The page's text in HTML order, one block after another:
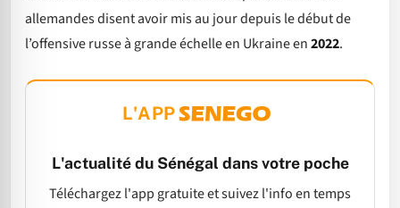
allemandes disent avoir mis au jour depuis le début de
l’offensive russe à grande échelle en Ukraine en2022.
L'APP
L'actualité du Sénégal dans votre poche
Téléchargez l'app gratuite et suivez l'info en temps